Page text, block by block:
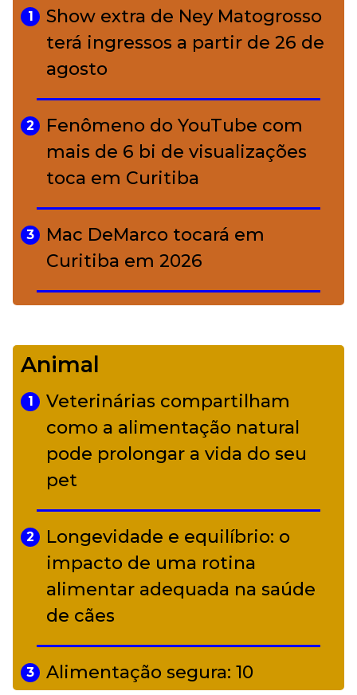
charme rústico que
conquistou o luxo
A ciência por trás da skincare: a
função de cada ativo
1
Show extra de Ney Matogrosso
terá ingressos a partir de 26 de
agosto
2
Fenômeno do YouTube com
mais de 6 bi de visualizações
toca em Curitiba
3
Mac DeMarco tocará em
Curitiba em 2026
Camerata tem repertório
diverso a partir de R$ 17
Adriana Calcanhotto retoma
alter ego infantil para show em
Curitiba
Animal
1
Veterinárias compartilham
como a alimentação natural
pode prolongar a vida do seu
pet
2
Longevidade e equilíbrio: o
impacto de uma rotina
alimentar adequada na saúde
de cães
3
Alimentação segura: 10